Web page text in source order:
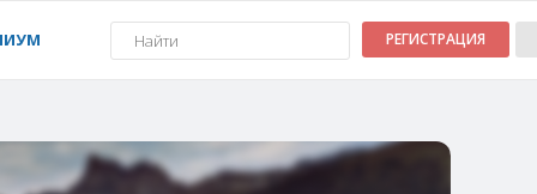
РЕГИСТРАЦИЯ